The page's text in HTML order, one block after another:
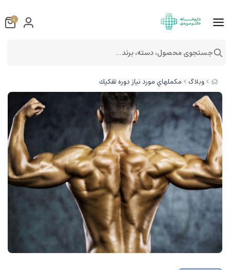
وبلاگ مكملهاي مورد نياز دوره تفكيك
0
جستجوی محصول، دسته، برند...